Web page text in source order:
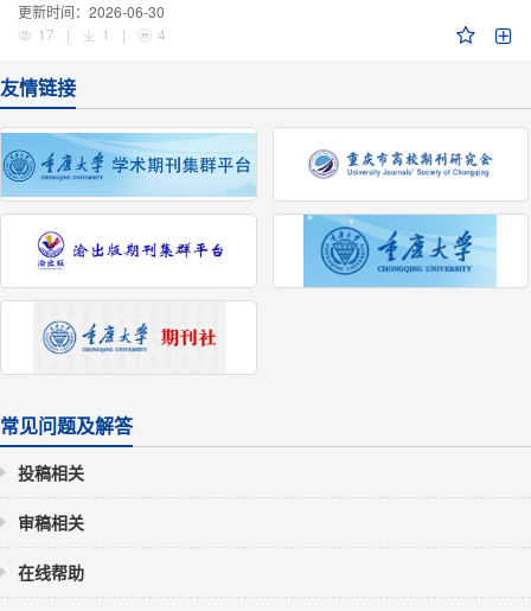
更新时间： 2026-06-30
17
| 1 | 4
友情链接
常见问题及解答
投稿相关
审稿相关
在线帮助